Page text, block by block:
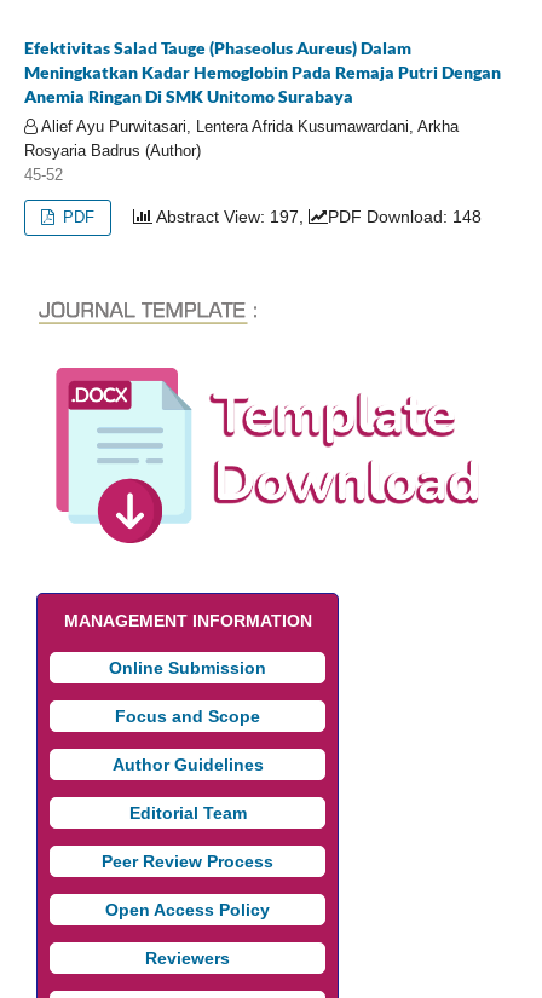
Efektivitas Salad Tauge (Phaseolus Aureus) Dalam
Meningkatkan Kadar Hemoglobin Pada Remaja Putri Dengan
Anemia Ringan Di SMK Unitomo Surabaya
Alief Ayu Purwitasari, Lentera Afrida Kusumawardani, Arkha
Rosyaria Badrus (Author)
45-52
PDF Abstract View: 197, PDF Download: 148
MANAGEMENT INFORMATION
Online Submission
Focus and Scope
Author Guidelines
Editorial Team
Peer Review Process
Open Access Policy
Reviewers